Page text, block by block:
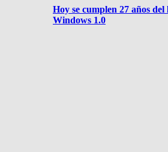
Hoy se cumplen 27 años
Windows 1.0